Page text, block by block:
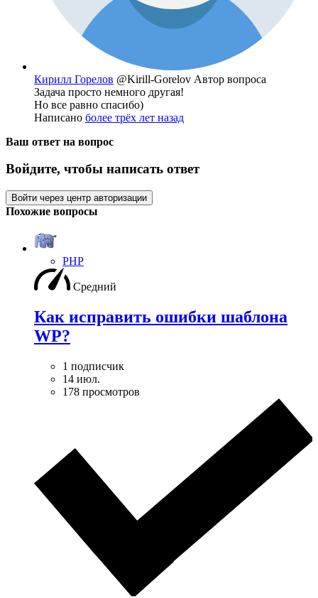
Кирилл Горелов @Kirill-Gorelov Автор вопроса
Задача просто немного другая!
Но все равно спасибо)
Написано более трёх лет назад
Ваш ответ на вопрос
Войдите, чтобы написать ответ
Войти через центр авторизации
Похожие вопросы
PHP
Средний
Как исправить ошибки шаблона
WP?
1 подписчик
14 июл.
178 просмотров